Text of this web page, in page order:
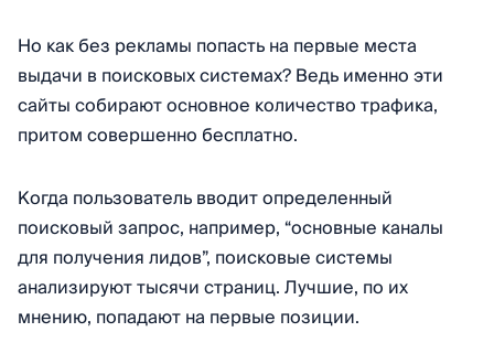
Но как без рекламы попасть на первые места
выдачи в поисковых системах? Ведь именно эти
сайты собирают основное количество трафика,
притом совершенно бесплатно.
Когда пользователь вводит определенный
поисковый запрос, например, “основные каналы
для получения лидов”, поисковые системы
анализируют тысячи страниц. Лучшие, по их
мнению, попадают на первые позиции.